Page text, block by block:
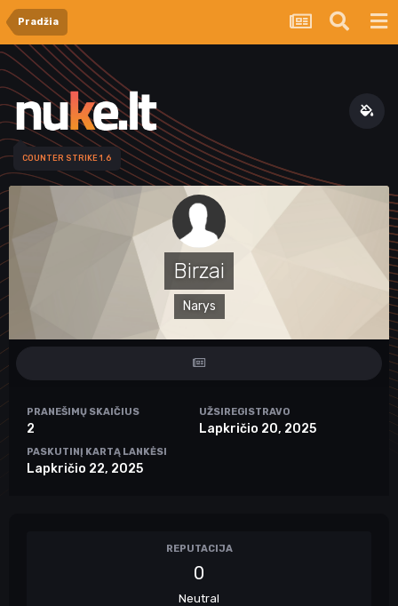
Pradžia
COUNTER STRIKE 1.6
Birzai
Narys
PRANEŠIMŲ SKAIČIUS
2
UŽSIREGISTRAVO
Lapkričio 20, 2025
PASKUTINĮ KARTĄ LANKĖSI
Lapkričio 22, 2025
REPUTACIJA
0
Neutral